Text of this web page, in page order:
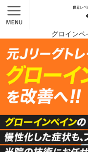
グロインペ